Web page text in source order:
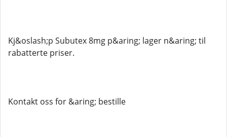
Kj&oslash;p Subutex 8mg p&aring; lager n&aring; til
rabatterte priser.
Kontakt oss for &aring; bestille